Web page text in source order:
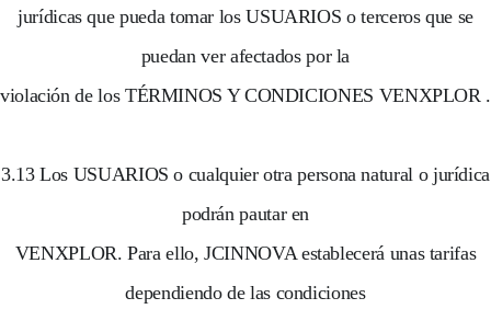
jurídicas que pueda tomar los USUARIOS o terceros que se
puedan ver afectados por la
violación de los TÉRMINOS Y CONDICIONES VENXPLOR .
3.13 Los USUARIOS o cualquier otra persona natural o jurídica
podrán pautar en
VENXPLOR. Para ello, JCINNOVA establecerá unas tarifas
dependiendo de las condiciones